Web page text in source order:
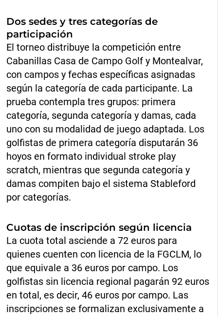
Dos sedes y tres categorías de
participación
El torneo distribuye la competición entre
Cabanillas Casa de Campo Golf y Montealvar,
con campos y fechas específicas asignadas
según la categoría de cada participante. La
prueba contempla tres grupos: primera
categoría, segunda categoría y damas, cada
uno con su modalidad de juego adaptada. Los
golfistas de primera categoría disputarán 36
hoyos en formato individual stroke play
scratch, mientras que segunda categoría y
damas compiten bajo el sistema Stableford
por categorías.
Cuotas de inscripción según licencia
La cuota total asciende a 72 euros para
quienes cuenten con licencia de la FGCLM, lo
que equivale a 36 euros por campo. Los
golfistas sin licencia regional pagarán 92 euros
en total, es decir, 46 euros por campo. Las
inscripciones se formalizan exclusivamente a